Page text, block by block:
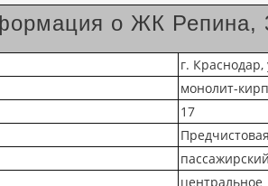
о ЖК Репина,
г.
монолит-
17
Предчистовая
центральное